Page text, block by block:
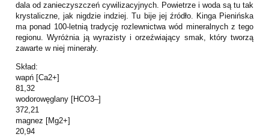
dala od zanieczyszczeń cywilizacyjnych. Powietrze i woda są tu tak
krystaliczne, jak nigdzie indziej. Tu bije jej źródło. Kinga Pienińska
ma ponad 100-letnią tradycję rozlewnictwa wód mineralnych z tego
regionu. Wyróżnia ją wyrazisty i orzeźwiający smak, który tworzą
zawarte w niej minerały.
Skład:
wapń [Ca2+]
81,32
wodorowęglany [HCO3–]
372,21
magnez [Mg2+]
20,94